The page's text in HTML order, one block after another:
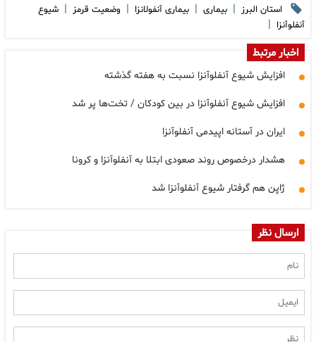
استان البرز | بیماری | بیماری آنفولانزا | وضعیت قرمز | شیوع
آنفلوآنزا |
اخبار مرتبط
افزایش شیوع آنفلوآنزا نسبت به هفته گذشته
افزایش شیوع آنفلوآنزا در بین کودکان / تخت‌ها پر شد
ایران در آستانه اپیدمی آنفلوآنزا
هشدار درخصوص روند صعودی ابتلا به آنفلوآنزا و کرونا
ژاپن هم گرفتار شیوع آنفلوآنزا شد
ارسال نظر